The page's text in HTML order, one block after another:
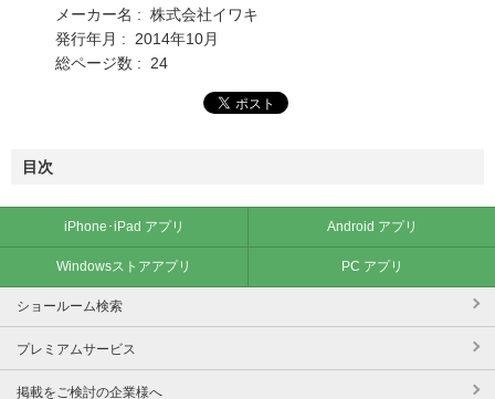
メーカー名 : 株式会社イワキ
発行年月 : 2014年10月
総ページ数 : 24
目次
iPhone･iPad アプリ Android アプリ
Windowsストアアプリ PC アプリ
ショールーム検索
プレミアムサービス
掲載をご検討の企業様へ